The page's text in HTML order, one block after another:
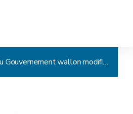
Arrêté du Gouvernement wallon modifiant l'annexe 120 du Code réglementaire wallon de l'Action sociale et de la Santé